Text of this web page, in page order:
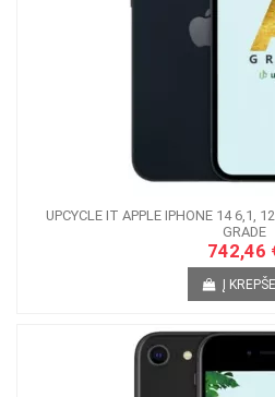
UPCYCLE IT APPLE IPHONE 14 6,1,
GRADE
742,46
Į